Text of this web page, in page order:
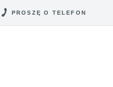
PROSZĘ O TELEFON